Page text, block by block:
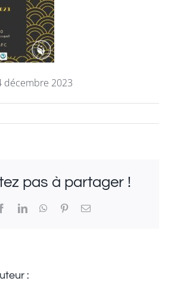
décembre 2023
pas à partager !
FacebookLinkedInWhatsApp
PinterestEmail
: